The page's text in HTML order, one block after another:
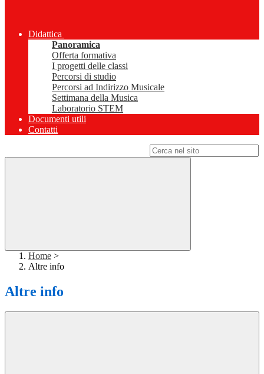
Didattica
Panoramica
Offerta formativa
I progetti delle classi
Percorsi di studio
Percorsi ad Indirizzo Musicale
Settimana della Musica
Laboratorio STEM
Documenti utili
Contatti
Home >
Altre info
Altre info